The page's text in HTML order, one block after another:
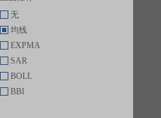
无
均线
EXPMA
SAR
BOLL
BBI